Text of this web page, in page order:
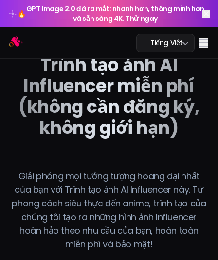
🔥 GPT Image 2.0 đã ra mắt: nhanh hơn, thông minh hơn
và sẵn sàng 4K. Thử ngay
Tiếng Việt
Trò chuyện AI
AI học tập
Video AI
Công cụ AI
Bảng giá
🔥
GPT Image 2.0 đã ra mắt: nhanh hơn, thông minh hơn
Trình tạo ảnh AI
Influencer miễn phí
(không cần đăng ký,
không giới hạn)
Giải phóng mọi tưởng tượng hoang dại nhất
của bạn với Trình tạo ảnh AI Influencer này. Từ
phong cách siêu thực đến anime, trình tạo của
chúng tôi tạo ra những hình ảnh Influencer
hoàn hảo theo nhu cầu của bạn, hoàn toàn
miễn phí và bảo mật!